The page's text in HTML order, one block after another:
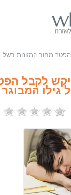
רגל
מחוב המזונות בשל
לקבל
גילו המבוגר